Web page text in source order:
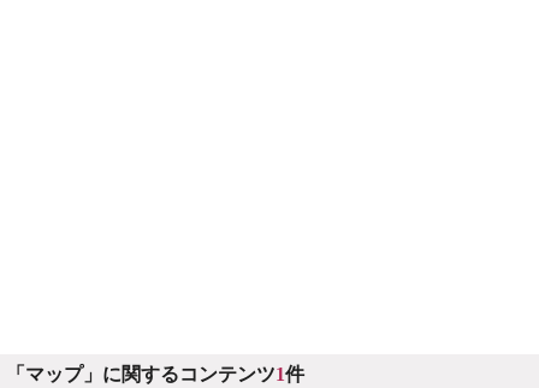
「マップ」に関するコンテンツ1件